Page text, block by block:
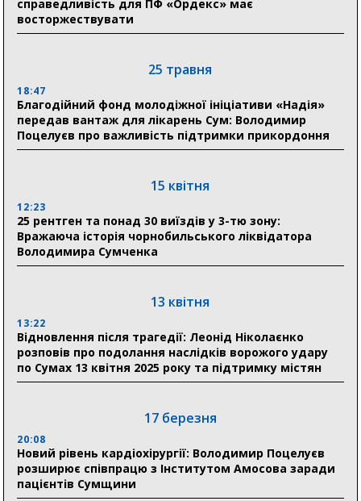
прифронтових громад
03 серпня
Романько розширює програму відпочинку дітей із
прифронтової Сумщини: перша група оздоровилася
в Австрії
відновлення житла майже на 6,6 млн грн
31 липня
17:52
«Укрексімбанк» припиняє виплату пенсій: у
Пенсійному фонді Сумщини пояснили, що робити
людям
Артем Кобзар вручив родинам 20 полеглих Героїв
відзнаки «Почесного громадянина міста Суми»
30 липня
справедливість для ПФ «Ордекс» має
восторжествувати
25 травня
18:47
Благодійний фонд молодіжної ініціативи «Надія»
передав вантаж для лікарень Сум: Володимир
Поцелуєв про важливість підтримки прикордоння
15 квітня
12:23
25 рентген та понад 30 виїздів у 3-тю зону:
Вражаюча історія чорнобильського ліквідатора
Володимира Сумченка
13 квітня
13:22
Відновлення після трагедії: Леонід Ніколаєнко
розповів про подолання наслідків ворожого удару
по Сумах 13 квітня 2025 року та підтримку містян
17 березня
20:08
Новий рівень кардіохірургії: Володимир Поцелуєв
розширює співпрацю з Інститутом Амосова заради
пацієнтів Сумщини